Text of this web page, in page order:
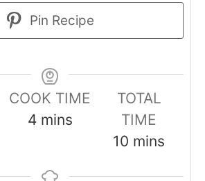
Pin Recipe
COOK TIME
4minutes
mins
TOTAL
TIME
10 minutes
mins